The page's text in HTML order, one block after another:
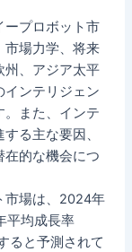
ープロボット市
市場力学、将来
州、アジア太平
インテリジェン
。また、インテ
る主な要因、
在的な機会につ
市場は、2024年
平均成長率
ると予測されて